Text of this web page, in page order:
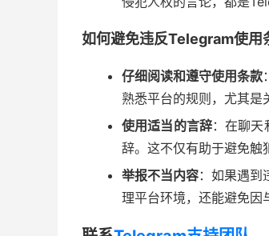
如何避免违反Telegram使用
仔细阅读和遵守使用条款
熟悉平台的规则，尤其是
使用适当的言辞：在聊天
辞。这不仅有助于避免触
举报不当内容：如果遇到
理平台环境，还能避免因